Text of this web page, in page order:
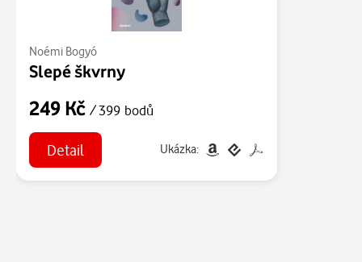
Noémi Bogyó
Slepé škvrny
249 Kč / 399 bodů
Detail Ukázka: